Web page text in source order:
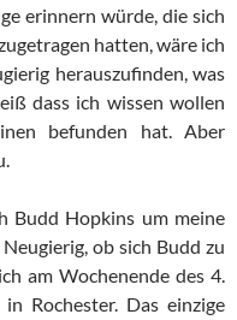
erinnern würde, die sich
hatten, wäre ich
herauszufinden, was
dass ich wissen wollen
befunden hat. Aber
Budd Hopkins um meine
ob sich Budd zu
am Wochenende des 4.
Rochester. Das einzige